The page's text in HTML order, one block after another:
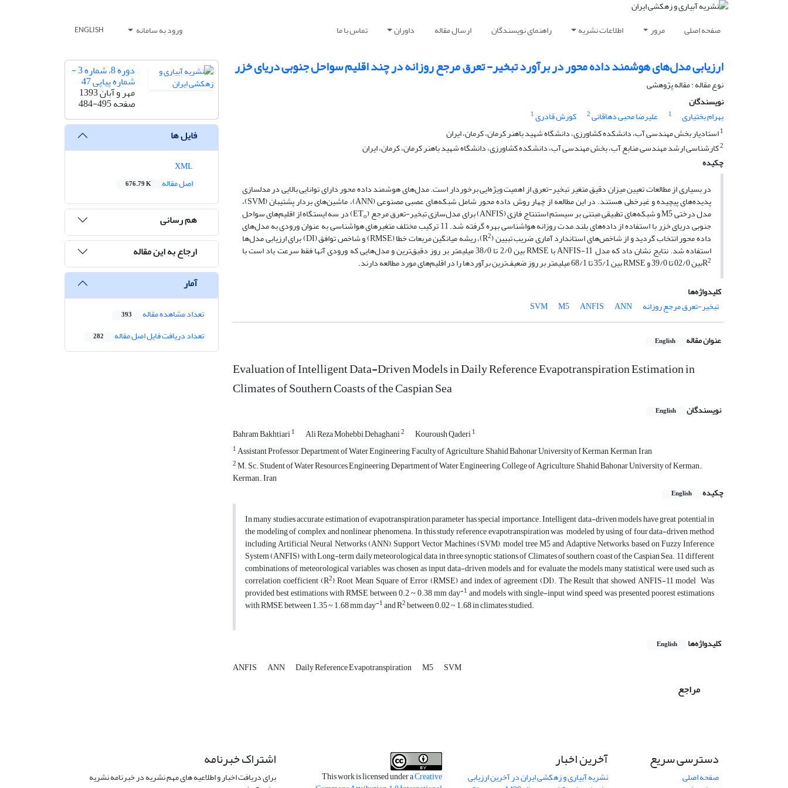
صفحه اصلی مرور اطلاعات نشریه راهنمای نویسندگان ارسال مقاله داوران تماس با ما ورود به سامانه ENGLISH
ارزیابی مدل‌های هوشمند داده محور در برآورد تبخیر- تعرق مرجع روزانه در چند اقلیم سواحل جنوبی دریای خزر
نوع مقاله : مقاله پژوهشی
نویسندگان
بهرام بختیاری
1 علیرضا محبی دهاقانی2 کورش قادری1
1استادیار بخش مهندسی آب، دانشکده کشاورزی، دانشگاه شهید باهنر کرمان، کرمان، ایران
2کارشناسی ارشد مهندسی منابع آب، بخش مهندسی آب، دانشکده کشاورزی، دانشگاه شهید باهنر کرمان، کرمان، ایران
چکیده
در بسیاری از مطالعات تعیین میزان دقیق متغیر تبخیر-تعرق از اهمیت ویژه‌‍‌ایی برخوردار است. مدل‌های هوشمند داده محور دارای توانایی بالایی در مدل­سازی
پدیده‌های پیچیده و غیرخطی هستند. در این مطالعه از چهار روش داده محور شامل شبکه‌های عصبی مصنوعی (ANN)، ماشین‌های بردار پشتیبان (SVM)،
مدل درختی M5 و شبکه‌های تطبیقی مبتنی بر سیستم استنتاج فازی (ANFIS) برای مدل‌سازی تبخیر-تعرق مرجع (ET o ) در سه ایستگاه از اقلیم‌های سواحل
جنوبی دریای خزر با استفاده از داده‌های بلند مدت روزانه هواشناسی بهره گرفته شد. 11 ترکیب مختلف متغیر‌های هواشناسی به عنوان ورودی به مدل‌های
داده محور انتخاب گردید و از شاخص‌های استاندارد آماری ضریب تبیین (R2 )، ریشه میانگین مربعات خطا (RMSE) و شاخص توافق (DI) برای ارزیابی مدل‌ها
استفاده شد. نتایج نشان داد که مدل ANFIS-11 با RMSE بین 2/0 تا 38/0 میلی­متر بر روز دقیق‌ترین و مدل‌هایی که ورودی آن­ها فقط سرعت باد است با
R2 بین 02/0 تا 39/0 و RMSE بین 35/1 تا 68/1 میلی­متر بر روز ضعیف‌ترین برآوردها را در اقلیم‌های مورد مطالعه دارند.
کلیدواژه‌ها
تبخیر-تعرق مرجع روزانه
SVM M5 ANFIS ANN
عنوان مقاله English
Evaluation of Intelligent Data-Driven Models in Daily Reference Evapotranspiration Estimation in
Climates of Southern Coasts of the Caspian Sea
نویسندگان English
Bahram Bakhtiari1 Ali Reza Mohebbi Dehaghani2 Kouroush Qaderi1
1Assistant Professor, Department of Water Engineering, Faculty of Agriculture, Shahid Bahonar University of Kerman, Kerman, Iran
2M. Sc. Student of Water Resources Engineering, Department of Water Engineering, College of Agriculture, Shahid Bahonar University of Kerman.,
Kerman., Iran
چکیده
English
In many studies accurate estimation of evapotranspiration parameter has special importance. Intelligent data-driven models have great potential in
the modeling of complex and nonlinear phenomena. In this study reference evapotranspiration was modeled by using of four data-driven method
including Artificial Neural Networks (ANN), Support Vector Machines (SVM), model tree M5 and Adaptive Networks based on Fuzzy Inference
System (ANFIS) with Long-term daily meteorological data in three synoptic stations of Climates of southern coast of the Caspian Sea. 11 different
combinations of meteorological variables was chosen as input data-driven models and for evaluate the models many statistical were used such as
correlation coefficient (R2), Root Mean Square of Error (RMSE) and index of agreement (DI). The Result that showed ANFIS-11 model Was
provided best estimations with RMSE between 0.2 ~ 0.38 mm day-1 and models with single-input wind speed was presented poorest estimations
with RMSE between 1.35 ~ 1.68 mm day-1and R2between 0.02 ~ 1.68 in climates studied.
کلیدواژه‌ها English
ANFIS ANN Daily Reference Evapotranspiration M5 SVM
مراجع
دوره 8، شماره 3 -
شماره پیاپی 47
مهر و آبان 1393
صفحه484-495
فایل ها
اصل مقاله
676.79 K
هم رسانی
ارجاع به این مقاله
آمار
تعداد مشاهده مقاله 393
تعداد دریافت فایل اصل مقاله 282
دسترسی سریع
صفحه اصلی
آخرین اخبار
نشریه آبیاری و زهکشی ایران در آخرین ارزیابی This work is licensed under aCreative
اشتراک خبرنامه
برای دریافت اخبار و اطلاعیه های مهم نشریه در خبرنامه نشریه